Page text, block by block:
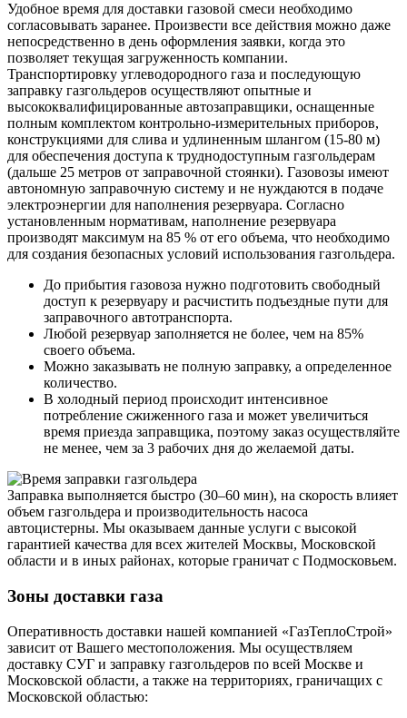
Удобное время для доставки газовой смеси необходимо
согласовывать заранее. Произвести все действия можно даже
непосредственно в день оформления заявки, когда это
позволяет текущая загруженность компании.
Транспортировку углеводородного газа и последующую
заправку газгольдеров осуществляют опытные и
высококвалифицированные автозаправщики, оснащенные
полным комплектом контрольно-измерительных приборов,
конструкциями для слива и удлиненным шлангом (15-80 м)
для обеспечения доступа к труднодоступным газгольдерам
(дальше 25 метров от заправочной стоянки). Газовозы имеют
автономную заправочную систему и не нуждаются в подаче
электроэнергии для наполнения резервуара. Согласно
установленным нормативам, наполнение резервуара
производят максимум на 85 % от его объема, что необходимо
для создания безопасных условий использования газгольдера.
До прибытия газовоза нужно подготовить свободный
доступ к резервуару и расчистить подъездные пути для
заправочного автотранспорта.
Любой резервуар заполняется не более, чем на 85%
своего объема.
Можно заказывать не полную заправку, а определенное
количество.
В холодный период происходит интенсивное
потребление сжиженного газа и может увеличиться
время приезда заправщика, поэтому заказ осуществляйте
не менее, чем за 3 рабочих дня до желаемой даты.
Заправка выполняется быстро (30–60 мин), на скорость влияет
объем газгольдера и производительность насоса
автоцистерны. Мы оказываем данные услуги с высокой
гарантией качества для всех жителей Москвы, Московской
области и в иных районах, которые граничат с Подмосковьем.
Зоны доставки газа
Оперативность доставки нашей компанией «ГазТеплоСтрой»
зависит от Вашего местоположения. Мы осуществляем
доставку СУГ и заправку газгольдеров по всей Москве и
Московской области, а также на территориях, граничащих с
Московской областью: